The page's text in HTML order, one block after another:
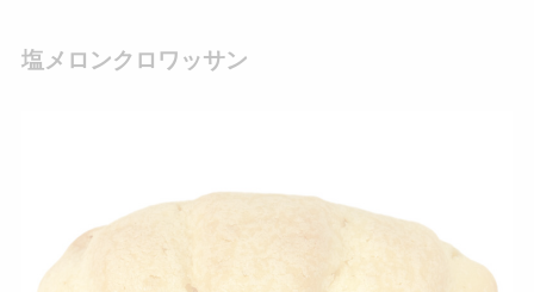
塩メロンクロワッサン